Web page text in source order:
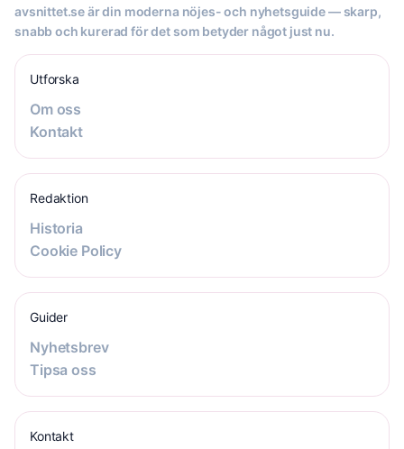
avsnittet.se är din moderna nöjes- och nyhetsguide — skarp,
snabb och kurerad för det som betyder något just nu.
Utforska
Om oss
Kontakt
Redaktion
Historia
Cookie Policy
Guider
Nyhetsbrev
Tipsa oss
Kontakt